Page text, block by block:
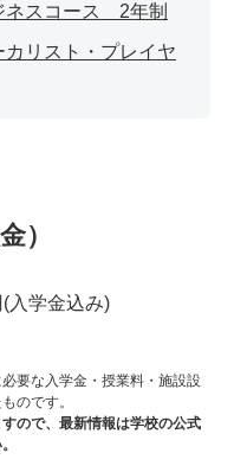
スコース 2年制
リスト・プレイヤ
）
入学金込み)
要な入学金・授業料・施設設
のです。
ので、最新情報は学校の公式